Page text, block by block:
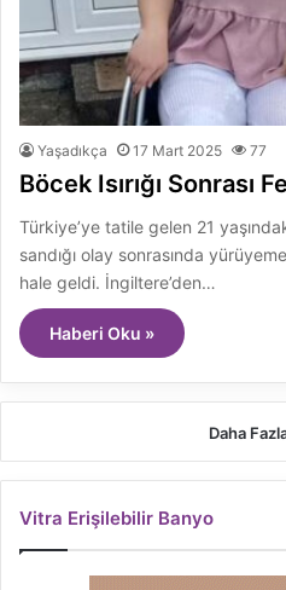
Yaşadıkça 17 Mart 2025 77
Böcek Isırığı Sonrası
Türkiye’ye tatile gelen 21
sandığı olay sonrasında
hale geldi. İngiltere’den…
Haberi Oku »
Daha
Vitra Erişilebilir Banyo